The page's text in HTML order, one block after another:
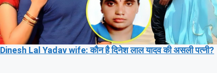
Dinesh Lal Yadav wife: कौन है दिनेश लाल यादव की असली पत्नी?